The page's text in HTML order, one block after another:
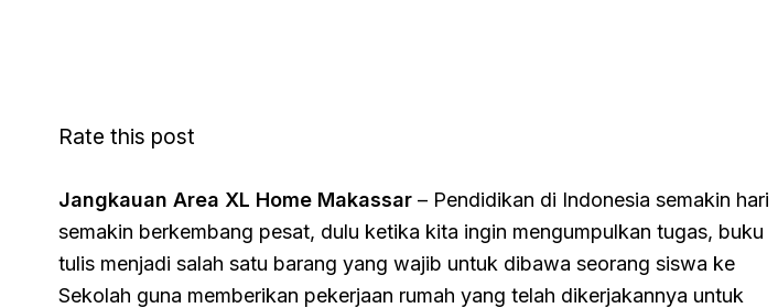
Rate this post
Jangkauan Area XL Home Makassar – Pendidikan di Indonesia semakin hari
semakin berkembang pesat, dulu ketika kita ingin mengumpulkan tugas, buku
tulis menjadi salah satu barang yang wajib untuk dibawa seorang siswa ke
Sekolah guna memberikan pekerjaan rumah yang telah dikerjakannya untuk